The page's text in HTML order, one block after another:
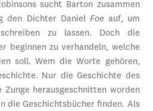
sucht Barton zusammen
den Dichter Daniel Foe auf, um
zu lassen. Doch die
beginnen zu verhandeln, welche
soll. Wem die Worte gehören,
Nur die Geschichte des
herausgeschnitten worden
die Geschichtsbücher finden. Als